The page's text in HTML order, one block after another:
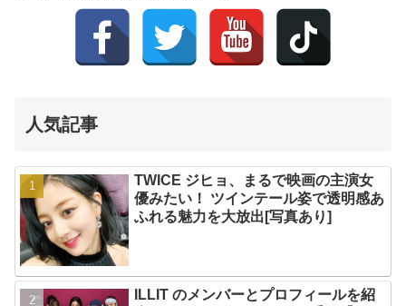
人気記事
TWICE ジヒョ、まるで映画の主演女
優みたい！ ツインテール姿で透明感あ
ふれる魅力を大放出[写真あり]
ILLIT のメンバーとプロフィールを紹